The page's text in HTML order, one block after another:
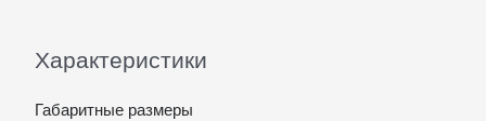
Характеристики
Габаритные размеры